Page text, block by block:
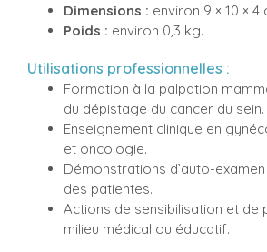
Dimensions : environ 9 × 10 × 4
Poids : environ 0,3 kg.
Utilisations professionnelles :
Formation à la palpation
du dépistage du cancer du sein.
Enseignement clinique en
et oncologie.
Démonstrations d’auto-
des patientes.
Actions de sensibilisation et de
milieu médical ou éducatif.